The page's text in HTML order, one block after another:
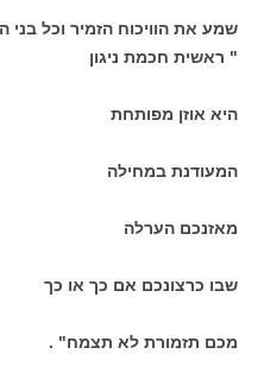
שמע את הוויכוח הזמיר וכל
" ראשית חכמת ניגון
היא אוזן מפותחת
המעודנת במחילה
מאזנכם הערלה
שבו כרצונכם אם כך או כך
מכם תזמורת לא תצמח" .